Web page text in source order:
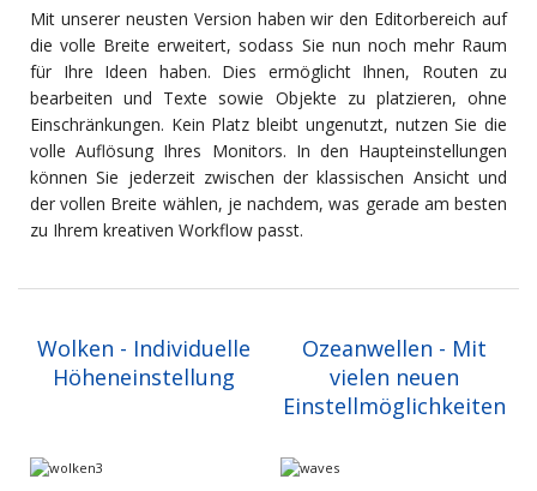
Mit unserer neusten Version haben wir den Editorbereich auf
die volle Breite erweitert, sodass Sie nun noch mehr Raum
für Ihre Ideen haben. Dies ermöglicht Ihnen, Routen zu
bearbeiten und Texte sowie Objekte zu platzieren, ohne
Einschränkungen. Kein Platz bleibt ungenutzt, nutzen Sie die
volle Auflösung Ihres Monitors. In den Haupteinstellungen
können Sie jederzeit zwischen der klassischen Ansicht und
der vollen Breite wählen, je nachdem, was gerade am besten
zu Ihrem kreativen Workflow passt.
Wolken - Individuelle
Höheneinstellung
Ozeanwellen - Mit
vielen neuen
Einstellmöglichkeiten